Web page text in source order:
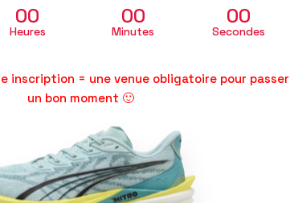
00
Heures
00
Minutes
00
Secondes
inscription = une venue obligatoire pour passer
un bon moment 🙂